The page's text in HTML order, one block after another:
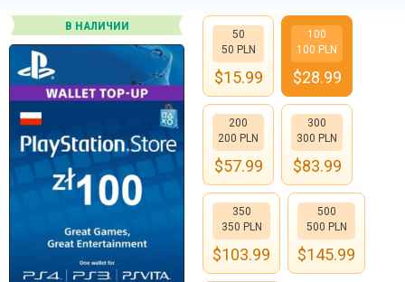
В НАЛИЧИИ
50
50 PLN
$15.99
100
100 PLN
$28.99
200
200 PLN
$57.99
300
300 PLN
$83.99
350
350 PLN
$103.99
500
500 PLN
$145.99